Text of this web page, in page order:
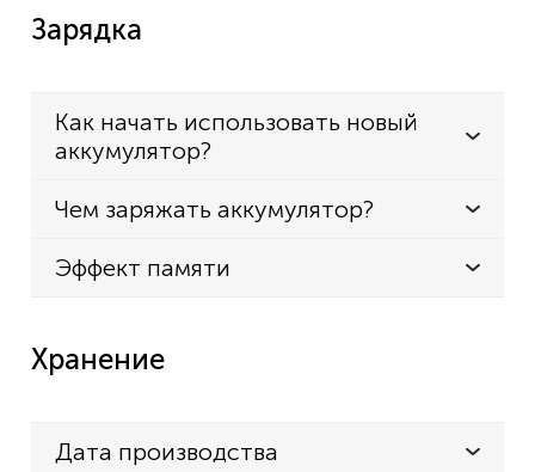
Зарядка
Как начать использовать новый
аккумулятор?
Чем заряжать аккумулятор?
Эффект памяти
Хранение
Дата производства